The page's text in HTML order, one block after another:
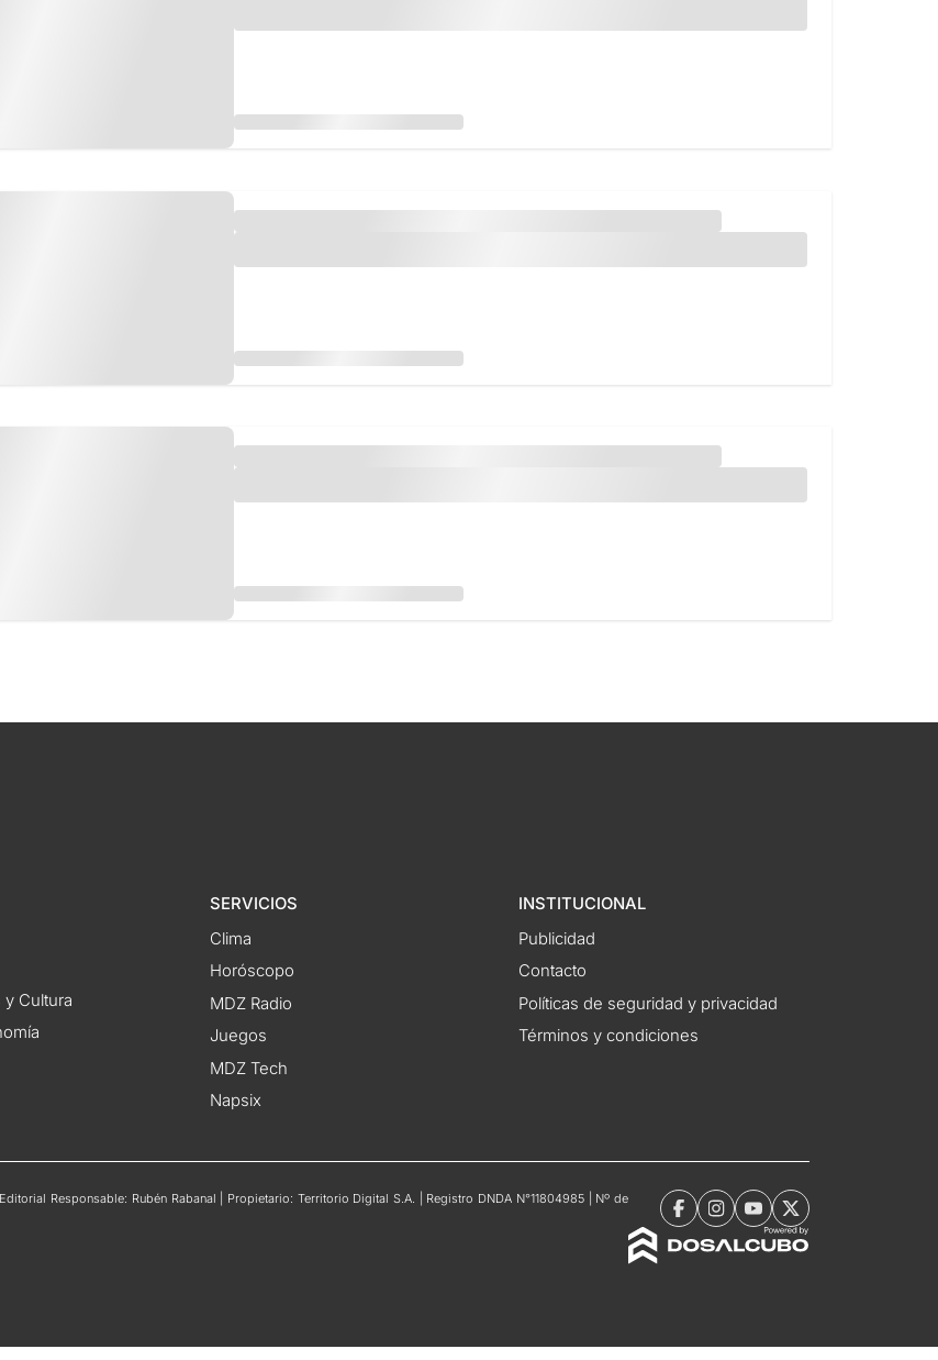
y Cultura
SERVICIOS
Clima
Horóscopo
MDZ Radio
Juegos
MDZ Tech
Napsix
INSTITUCIONAL
Publicidad
Contacto
Políticas de seguridad y privacidad
Términos y condiciones
Responsable: Rubén Rabanal | Propietario: Territorio Digital S.A. | Registro DNDA N°11804985 | Nº de